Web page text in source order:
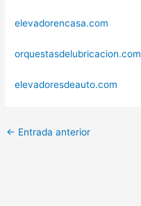
elevadorencasa.com
orquestasdelubricacion.com
elevadoresdeauto.com
← Entrada anterior